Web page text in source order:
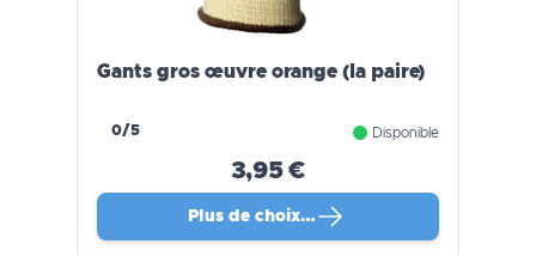
Gants gros œuvre orange (la paire)
0/5 Disponible
3,95 €
Plus de choix…